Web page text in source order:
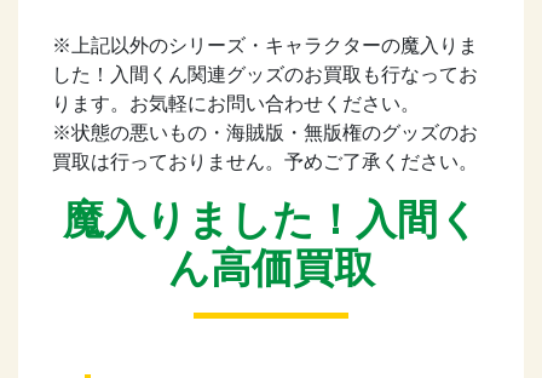
※上記以外のシリーズ・キャラクターの魔入りま
した！入間くん関連グッズのお買取も行なってお
ります。お気軽にお問い合わせください。
※状態の悪いもの・海賊版・無版権のグッズのお
買取は行っておりません。予めご了承ください。
魔入りました！入間く
ん高価買取